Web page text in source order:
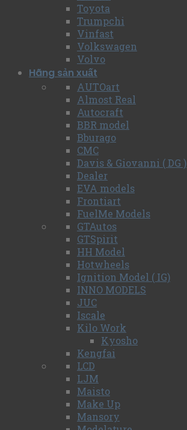
Toyota
Trumpchi
Vinfast
Volkswagen
Volvo
Hãng sản xuất
AUTOart
Almost Real
Autocraft
BBR model
Bburago
CMC
Davis & Giovanni ( DG )
Dealer
EVA models
Frontiart
FuelMe Models
GTAutos
GTSpirit
HH Model
Hotwheels
Ignition Model ( IG)
INNO MODELS
JUC
Iscale
Kilo Work
Kyosho
Kengfai
LCD
LJM
Maisto
Make Up
Mansory